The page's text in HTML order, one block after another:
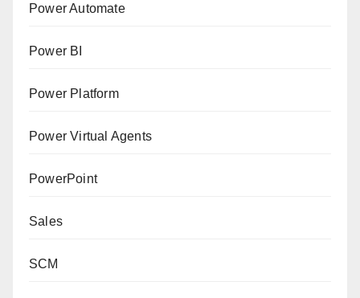
Power Automate
Power BI
Power Platform
Power Virtual Agents
PowerPoint
Sales
SCM